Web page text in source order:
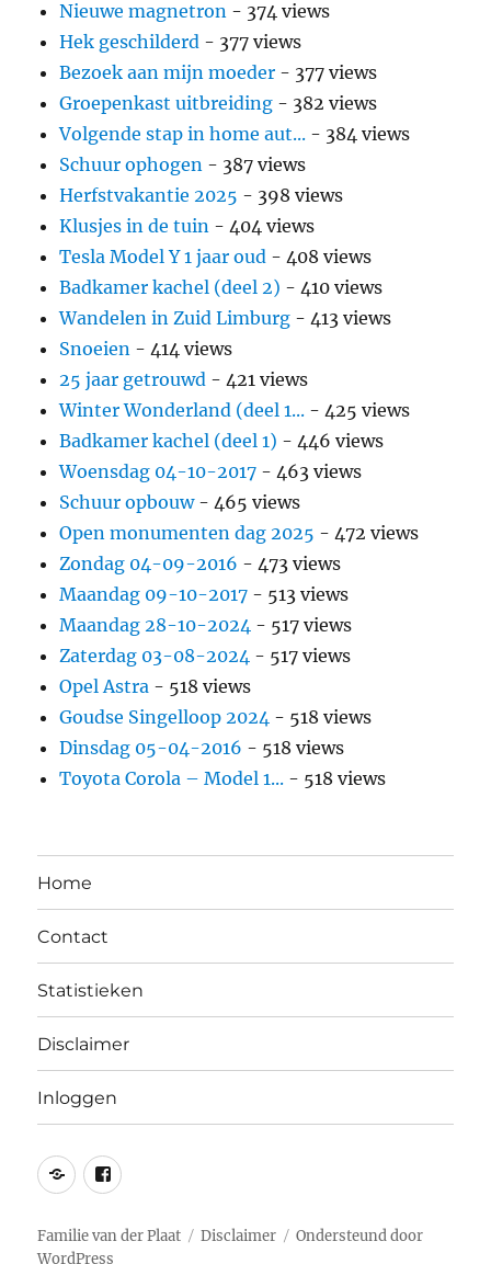
Nieuwe magnetron - 374 views
Hek geschilderd - 377 views
Bezoek aan mijn moeder - 377 views
Groepenkast uitbreiding - 382 views
Volgende stap in home aut... - 384 views
Schuur ophogen - 387 views
Herfstvakantie 2025 - 398 views
Klusjes in de tuin - 404 views
Tesla Model Y 1 jaar oud - 408 views
Badkamer kachel (deel 2) - 410 views
Wandelen in Zuid Limburg - 413 views
Snoeien - 414 views
25 jaar getrouwd - 421 views
Winter Wonderland (deel 1... - 425 views
Badkamer kachel (deel 1) - 446 views
Woensdag 04-10-2017 - 463 views
Schuur opbouw- 465 views
Open monumenten dag 2025 - 472 views
Zondag 04-09-2016 - 473 views
Maandag 09-10-2017 - 513 views
Maandag 28-10-2024 - 517 views
Zaterdag 03-08-2024 - 517 views
Opel Astra - 518 views
Goudse Singelloop 2024 - 518 views
Dinsdag 05-04-2016 - 518 views
Toyota Corola – Model 1... - 518 views
Home
Contact
Statistieken
Disclaimer
Inloggen
TwitterFacebook
Familie van der Plaat Disclaimer
Ondersteund door
WordPress